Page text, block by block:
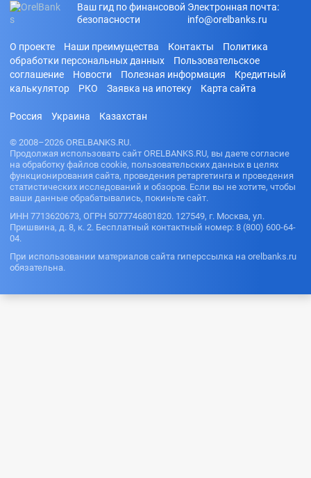
Ваш гид по финансовой
безопасности
Электронная почта:
info@orelbanks.ru
О проекте Наши преимущества Контакты
Политика
обработки персональных данных
Пользовательское
соглашение
Новости Полезная информация
Кредитный
калькулятор
РКО Заявка на ипотеку Карта сайта
Россия Украина Казахстан
© 2008–2026 ORELBANKS.RU.
Продолжая использовать сайт ORELBANKS.RU, вы даете согласие
на обработку файлов cookie, пользовательских данных в целях
функционирования сайта, проведения ретаргетинга и проведения
статистических исследований и обзоров. Если вы не хотите, чтобы
ваши данные обрабатывались, покиньте сайт.
ИНН 7713620673, ОГРН 5077746801820. 127549, г. Москва, ул.
Пришвина, д. 8, к. 2. Бесплатный контактный номер: 8 (800) 600-64-
04.
При использовании материалов сайта гиперссылка на orelbanks.ru
обязательна.